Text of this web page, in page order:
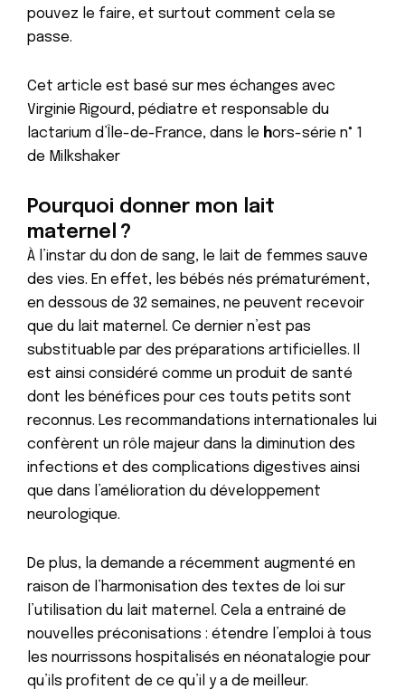
pouvez le faire, et surtout comment cela se
passe.
Cet article est basé sur mes échanges avec
Virginie Rigourd, pédiatre et responsable du
lactarium d’Île-de-France, dans le hors-série n° 1
de Milkshaker
Pourquoi donner mon lait
maternel ?
À l’instar du don de sang, le lait de femmes sauve
des vies. En effet, les bébés nés prématurément,
en dessous de 32 semaines, ne peuvent recevoir
que du lait maternel. Ce dernier n’est pas
substituable par des préparations artificielles. Il
est ainsi considéré comme un produit de santé
dont les bénéfices pour ces touts petits sont
reconnus. Les recommandations internationales lui
confèrent un rôle majeur dans la diminution des
infections et des complications digestives ainsi
que dans l’amélioration du développement
neurologique.
De plus, la demande a récemment augmenté en
raison de l’harmonisation des textes de loi sur
l’utilisation du lait maternel. Cela a entrainé de
nouvelles préconisations : étendre l’emploi à tous
les nourrissons hospitalisés en néonatalogie pour
qu’ils profitent de ce qu’il y a de meilleur.